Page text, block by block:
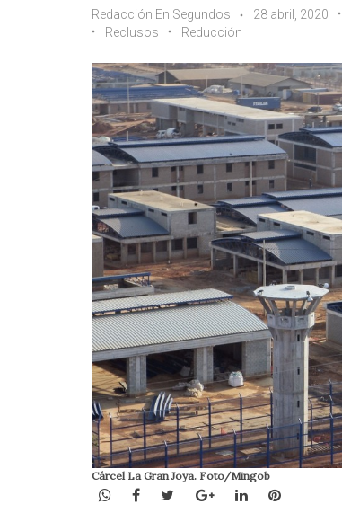
Redacción En Segundos 28 abril, 2020
Reclusos
Reducción
Cárcel La Gran Joya. Foto/Mingob
WhatsApp
Facebook
TwitterGoogle+LinkedInPinterest